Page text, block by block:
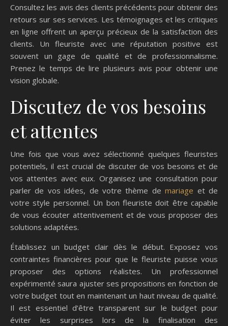
Consultez les avis des clients précédents pour obtenir des
retours sur ses services. Les témoignages et les critiques
en ligne offrent un aperçu précieux de la satisfaction des
clients. Un fleuriste avec une réputation positive est
souvent un gage de qualité et de professionnalisme.
Prenez le temps de lire plusieurs avis pour obtenir une
vision globale.
Discutez de vos besoins
et attentes
Une fois que vous avez sélectionné quelques fleuristes
potentiels, il est crucial de discuter de vos besoins et de
vos attentes avec eux. Organisez une consultation pour
parler de vos idées, de votre thème demariage et de
votre style personnel. Un bon fleuriste doit être capable
de vous écouter attentivement et de vous proposer des
solutions adaptées.
Établissez un budget clair dès le début. Exposez vos
contraintes financières pour que le fleuriste puisse vous
proposer des options réalistes. Un professionnel
expérimenté saura ajuster ses propositions en fonction de
votre budget tout en maintenant un haut niveau de qualité.
Il est essentiel d’être transparent sur le budget pour
éviter les surprises lors de la finalisation des